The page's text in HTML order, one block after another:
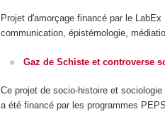
Projet d'amorçage financé par le
communication, épistémologie,
Gaz de Schiste et controverse
Ce projet de socio-histoire et
a été financé par les programmes